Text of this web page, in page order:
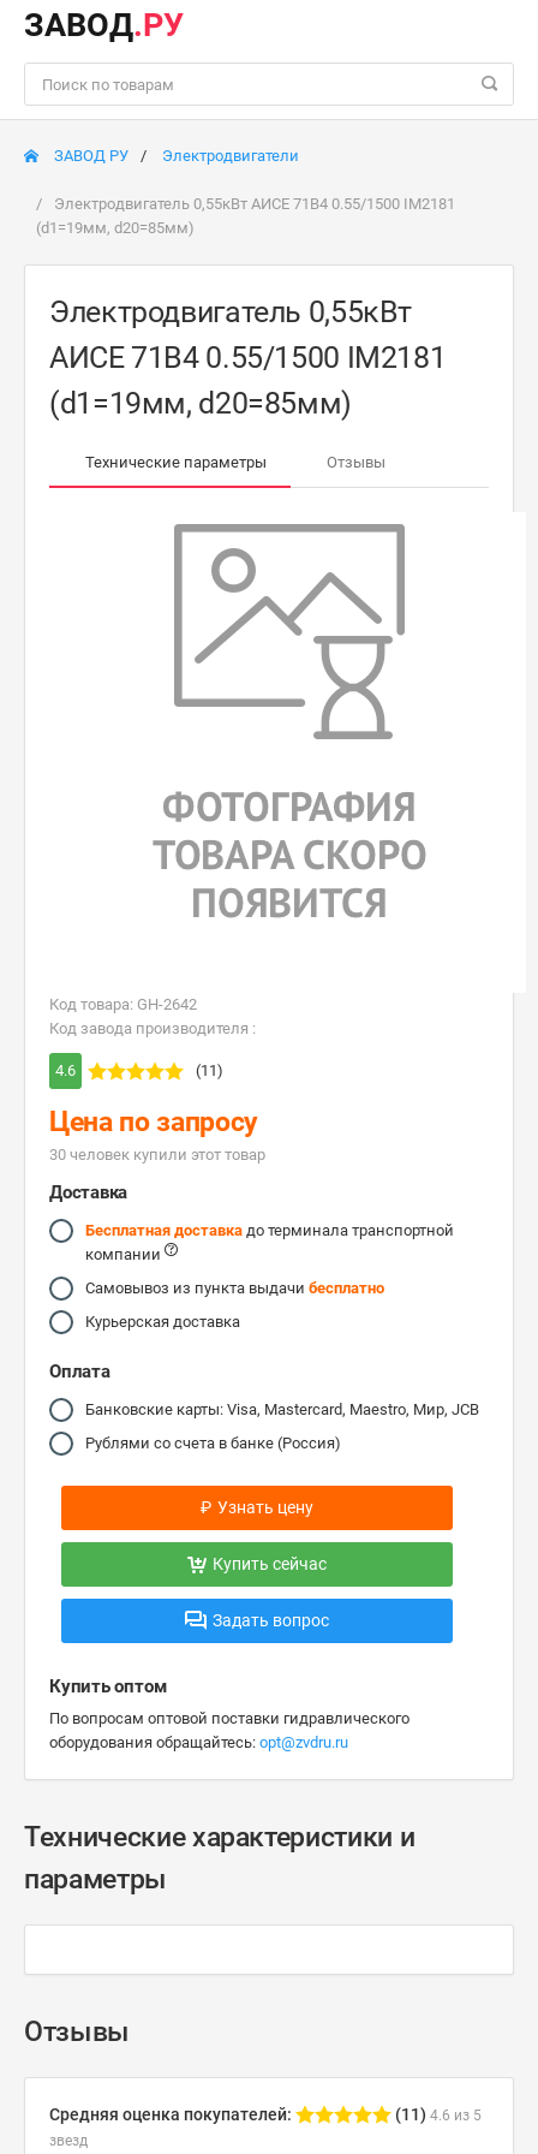
ЗАВОД.РУ
ЗАВОД РУ Электродвигатели
Электродвигатель 0,55кВт АИСE 71B4 0.55/1500 IM2181
(d1=19мм, d20=85мм)
Электродвигатель 0,55кВт
АИСE 71B4 0.55/1500 IM2181
(d1=19мм, d20=85мм)
Технические параметры Отзывы
Код товара: GH-2642
Код завода производителя :
4.6 (11)
Цена по запросу
30 человек купили этот товар
Доставка
Бесплатная доставка до терминала транспортной
компании
Самовывоз из пункта выдачи бесплатно
Курьерская доставка
Оплата
Банковские карты: Visa, Mastercard, Maestro, Мир, JCB
Рублями со счета в банке (Россия)
₽ Узнать цену
Купить сейчас
Задать вопрос
Купить оптом
По вопросам оптовой поставки гидравлического
оборудования обращайтесь: opt@zvdru.ru
Технические характеристики и
параметры
Отзывы
Средняя оценка покупателей: (11) 4.6 из 5
звезд